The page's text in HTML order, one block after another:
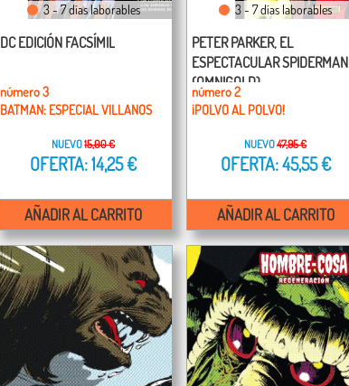
3 - 7 días laborables
DC EDICIÓN FACSÍMIL
número 3
BATMAN: ESPECIAL VILLANOS
NUEVO15,00 €
OFERTA: 14,25 €
AÑADIR AL CARRITO
3 - 7 días laborables
PETER PARKER, EL
ESPECTACULAR SPIDERMAN
(OMNIGOLD)
número 2
¡POLVO AL POLVO!
NUEVO47,95 €
OFERTA: 45,55 €
AÑADIR AL CARRITO